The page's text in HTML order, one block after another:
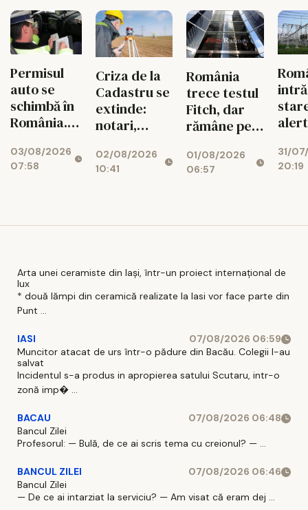
energie în
orele de
vârf
tuberculozei
și a
drogurilor
Permisul
auto se
schimbă în
România.
noi îi
așteaptă
intra în
03/08/2026
07:58
Criza de la
Cadastru se
extinde:
notari,
și bănci,
afectați de
02/08/2026
10:41
România
trece testul
Fitch, dar
rămâne pe
prăpastiei
financiare
01/08/2026
06:57
31/
20:19
Arta unei ceramiste din Iași, într-un proiect internațional de
lux
* două lămpi din ceramică realizate la Iasi vor face parte din
Punt ...
IASI
07/08/2026 06:59
Muncitor atacat de urs într-o pădure din Bacău. Colegii l-au
salvat
Incidentul s-a produs in apropierea satului Scutaru, intr-o
zonă imp� ...
BACAU
07/08/2026 06:48
Bancul Zilei
Profesorul: — Bulă, de ce ai scris tema cu creionul? — ...
BANCUL ZILEI
07/08/2026 06:46
Bancul Zilei
— De ce ai intarziat la serviciu? — Am visat că eram dej ...